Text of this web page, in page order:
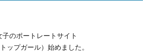
のポートレートサイト
ップガール）始めました。